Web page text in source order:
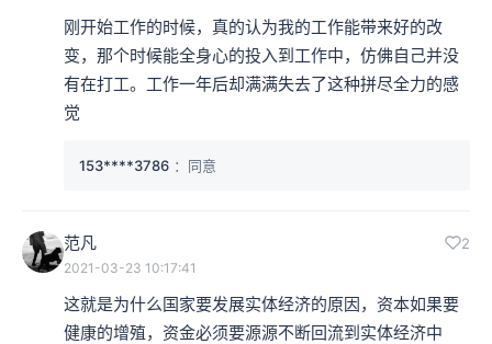
刚开始工作的时候，真的认为我的工作能带来好的改
变，那个时候能全身心的投入到工作中，仿佛自己并没
有在打工。工作一年后却满满失去了这种拼尽全力的感
觉
153****3786 ：同意
范凡 2
2021-03-23 10:17:41
这就是为什么国家要发展实体经济的原因，资本如果要
健康的增殖，资金必须要源源不断回流到实体经济中